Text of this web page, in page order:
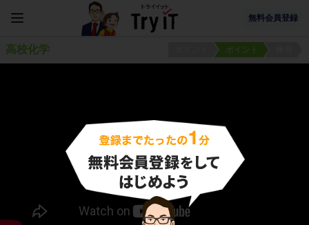
無料会員登録
高校化学 ポイント